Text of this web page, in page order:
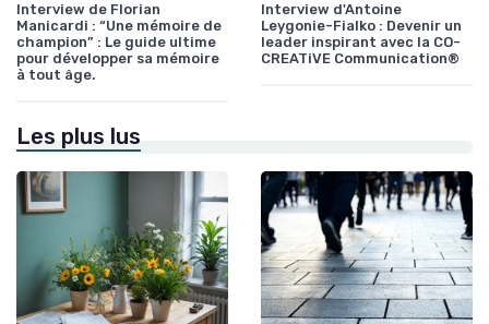
Interview de Florian
Manicardi : “Une mémoire de
champion” : Le guide ultime
pour développer sa mémoire
à tout âge.
Interview d'Antoine
Leygonie-Fialko : Devenir un
leader inspirant avec la CO-
CREATiVE Communication®
Les plus lus